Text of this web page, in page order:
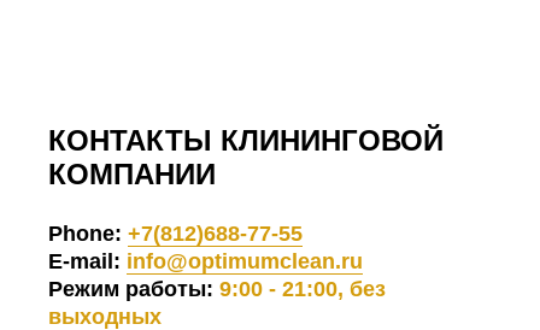
КОНТАКТЫ КЛИНИНГОВОЙ
КОМПАНИИ
Phone: +7(812)688-77-55
E-mail: info@optimumclean.ru
Режим работы: 9:00 - 21:00, без
выходных